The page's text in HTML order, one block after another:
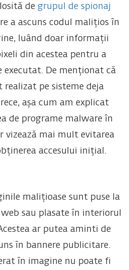
de grupul de spionaj
a ascuns codul malițios în
luând doar informații
din acestea pentru a
executat. De menționat că
realizat pe sisteme deja
așa cum am explicat
de programe malware în
vizează mai mult evitarea
accesului inițial.
malițioase sunt puse la
sau plasate în interiorul
ar putea aminti de
în bannere publicitare.
în imagine nu poate fi